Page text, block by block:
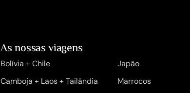
As nossas viagens
Bolívia + Chile
Camboja + Laos + Tailândia
Japão
Marrocos